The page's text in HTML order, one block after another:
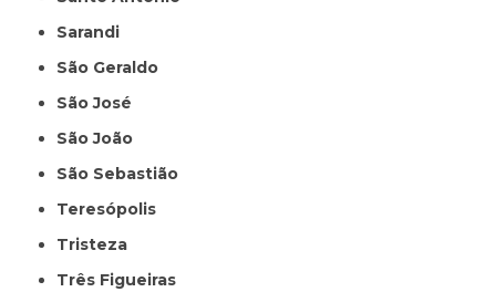
Sarandi
São Geraldo
São José
São João
São Sebastião
Teresópolis
Tristeza
Três Figueiras